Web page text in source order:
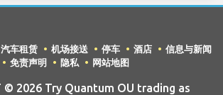
汽车租赁 机场接送 停车 酒店
信息与新闻
免责声明
隐私 网站地图
© 2026 Try Quantum OU trading as